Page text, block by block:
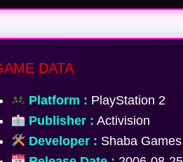
DATA
Platform : PlayStation 2
Publisher : Activision
Developer : Shaba Games